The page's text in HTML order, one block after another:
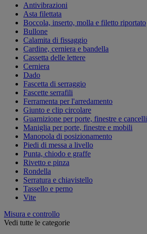
Antivibrazioni
Asta filettata
Boccola, inserto, molla e filetto riportato
Bullone
Calamita di fissaggio
Cardine, cerniera e bandella
Cassetta delle lettere
Cerniera
Dado
Fascetta di serraggio
Fascette serrafili
Ferramenta per l'arredamento
Giunto e clip circolare
Guarnizione per porte, finestre e cancelli
Maniglia per porte, finestre e mobili
Manopola di posizionamento
Piedi di messa a livello
Punta, chiodo e graffe
Rivetto e pinza
Rondella
Serratura e chiavistello
Tassello e perno
Vite
Misura e controllo
Vedi tutte le categorie